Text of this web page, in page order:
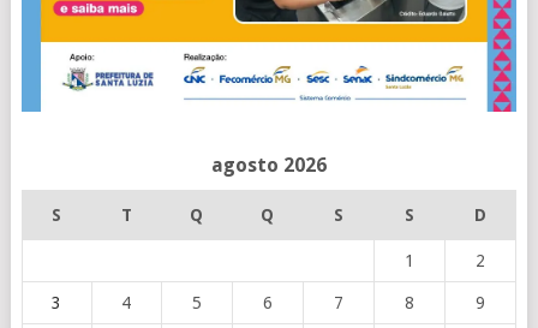
agosto 2026
S T Q Q S S D
1 2
3 4 5 6 7 8 9